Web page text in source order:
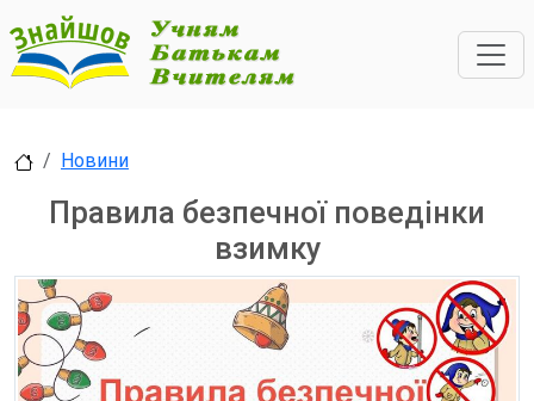
Новини
Правила безпечної поведінки
взимку